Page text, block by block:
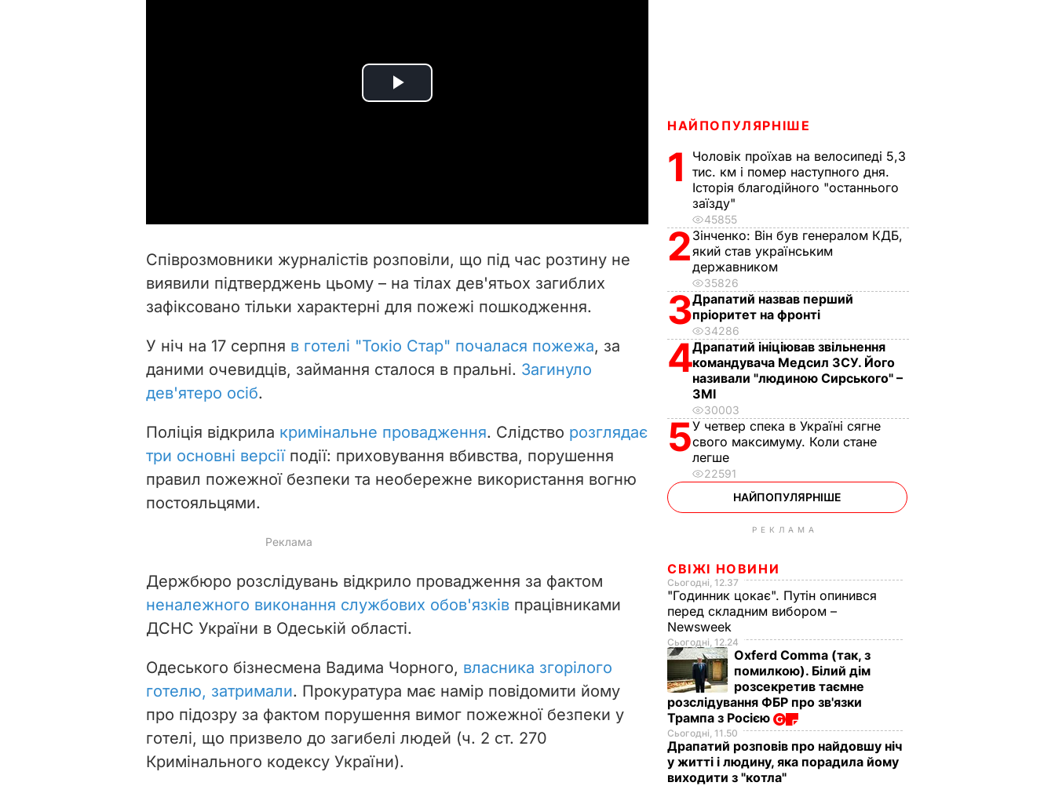
P
i
d
e
o
Співрозмовники журналістів розповіли, що під час розтину не
виявили підтверджень цьому – на тілах дев'ятьох загиблих
зафіксовано тільки характерні для пожежі пошкодження.
У ніч на 17 серпня в готелі "Токіо Стар" почалася пожежа, за
даними очевидців, займання сталося в пральні. Загинуло
дев'ятеро осіб.
Поліція відкрила кримінальне провадження. Слідство розглядає
три основні версіїподії: приховування вбивства, порушення
правил пожежної безпеки та необережне використання вогню
постояльцями.
Держбюро розслідувань відкрило провадження за фактом
неналежного виконання службових обов'язків працівниками
ДСНС України в Одеській області.
Одеського бізнесмена Вадима Чорного, власника згорілого
готелю, затримали. Прокуратура має намір повідомити йому
про підозру за фактом порушення вимог пожежної безпеки у
готелі, що призвело до загибелі людей (ч. 2 ст. 270
Кримінального кодексу України).
НАЙПОПУЛЯРНІШЕ
1
Чоловік проїхав на велосипеді 5,3
тис. км і помер наступного дня.
Історія благодійного "останнього
заїзду"
45855
2 Зінченко: Він був генералом КДБ,
який став українським
державником
35826
3Драпатий назвав перший
пріоритет на фронті
34286
4Драпатий ініціював звільнення
командувача Медсил ЗСУ. Його
називали "людиною Сирського" –
ЗМІ
30003
5У четвер спека в Україні сягне
свого максимуму. Коли стане
легше
22591
НАЙПОПУЛЯРНІШЕ
РЕКЛАМА
СВІЖІ НОВИНИ
Сьогодні, 12.37
"Годинник цокає". Путін опинився
перед складним вибором –
Newsweek
Сьогодні, 12.24
Oxferd Comma (так, з
помилкою). Білий дім
розсекретив таємне
розслідування ФБР про зв'язки
Трампа з Росією
Сьогодні, 11.50
Драпатий розповів про найдовшу ніч
у житті і людину, яка порадила йому
виходити з "котла"